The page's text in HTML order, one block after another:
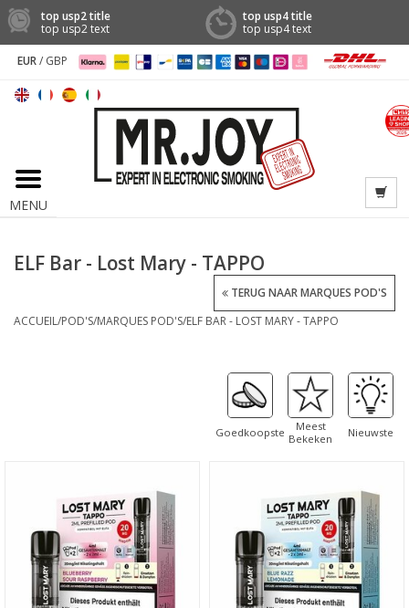
top usp2 title
top usp2 text
top usp4 title
top usp4 text
EUR/ GBP
MENU
ELF Bar - Lost Mary - TAPPO
ACCUEIL/POD'S/MARQUES POD'S/ELF BAR - LOST MARY - TAPPO
TERUG NAAR MARQUES POD'S
Goedkoopste
Meest
Bekeken
Nieuwste